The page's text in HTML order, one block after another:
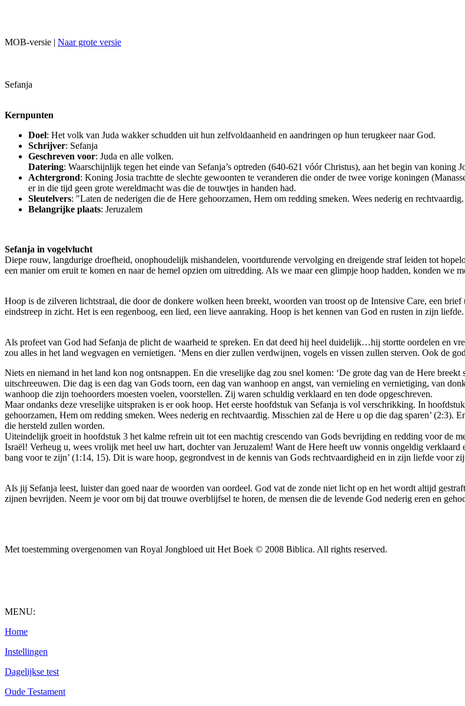
MOB-versie | Naar grote versie
Sefanja
Kernpunten
Doel: Het volk van Juda wakker schudden uit hun zelfvoldaanheid en aandringen op hun terugkeer naar God.
Schrijver: Sefanja
Geschreven voor: Juda en alle volken.
Datering: Waarschijnlijk tegen het einde van Sefanja’s optreden (640-621 vóór Christus), aan het begin van koning
Achtergrond: Koning Josia trachtte de slechte gewoonten te veranderen die onder de twee vorige koningen
er in die tijd geen grote wereldmacht was die de touwtjes in handen had.
Sleutelvers: "Laten de nederigen die de Here gehoorzamen, Hem om redding smeken. Wees nederig en
Belangrijke plaats: Jeruzalem
Sefanja in vogelvlucht
Diepe rouw, langdurige droefheid, onophoudelijk mishandelen, voortdurende vervolging en dreigende straf leiden tot
een manier om eruit te komen en naar de hemel opzien om uitredding. Als we maar een glimpje hoop hadden, konden we
Hoop is de zilveren lichtstraal, die door de donkere wolken heen breekt, woorden van troost op de Intensive Care, een
eindstreep in zicht. Het is een regenboog, een lied, een lieve aanraking. Hoop is het kennen van God en rusten in zijn liefde.
Als profeet van God had Sefanja de plicht de waarheid te spreken. En dat deed hij heel duidelijk…hij stortte oordelen en
zou alles in het land wegvagen en vernietigen. ‘Mens en dier zullen verdwijnen, vogels en vissen zullen sterven. Ook de
Niets en niemand in het land kon nog ontsnappen. En die vreselijke dag zou snel komen: ‘De grote dag van de Here
uitschreeuwen. Die dag is een dag van Gods toorn, een dag van wanhoop en angst, van vernieling en vernietiging, van
wanhoop die zijn toehoorders moesten voelen, voorstellen. Zij waren schuldig verklaard en ten dode opgeschreven.
Maar ondanks deze vreselijke uitspraken is er ook hoop. Het eerste hoofdstuk van Sefanja is vol verschrikking. In
gehoorzamen, Hem om redding smeken. Wees nederig en rechtvaardig. Misschien zal de Here u op die dag sparen’ (2:3).
die hersteld zullen worden.
Uiteindelijk groeit in hoofdstuk 3 het kalme refrein uit tot een machtig crescendo van Gods bevrijding en redding voor de
Israël! Verheug u, wees vrolijk met heel uw hart, dochter van Jeruzalem! Want de Here heeft uw vonnis ongeldig
bang voor te zijn’ (1:14, 15). Dit is ware hoop, gegrondvest in de kennis van Gods rechtvaardigheid en in zijn liefde voor
Als jij Sefanja leest, luister dan goed naar de woorden van oordeel. God vat de zonde niet licht op en het wordt altijd
zijnen bevrijden. Neem je voor om bij dat trouwe overblijfsel te horen, de mensen die de levende God nederig eren en
Met toestemming overgenomen van Royal Jongbloed uit Het Boek © 2008 Biblica. All rights reserved.
MENU:
Home
Instellingen
Dagelijkse test
Oude Testament